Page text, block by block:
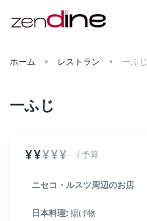
ホーム レストラン 一ふじ
一ふじ
¥¥¥¥¥ / 予算
ニセコ・ルスツ周辺のお店
日本料理: 揚げ物